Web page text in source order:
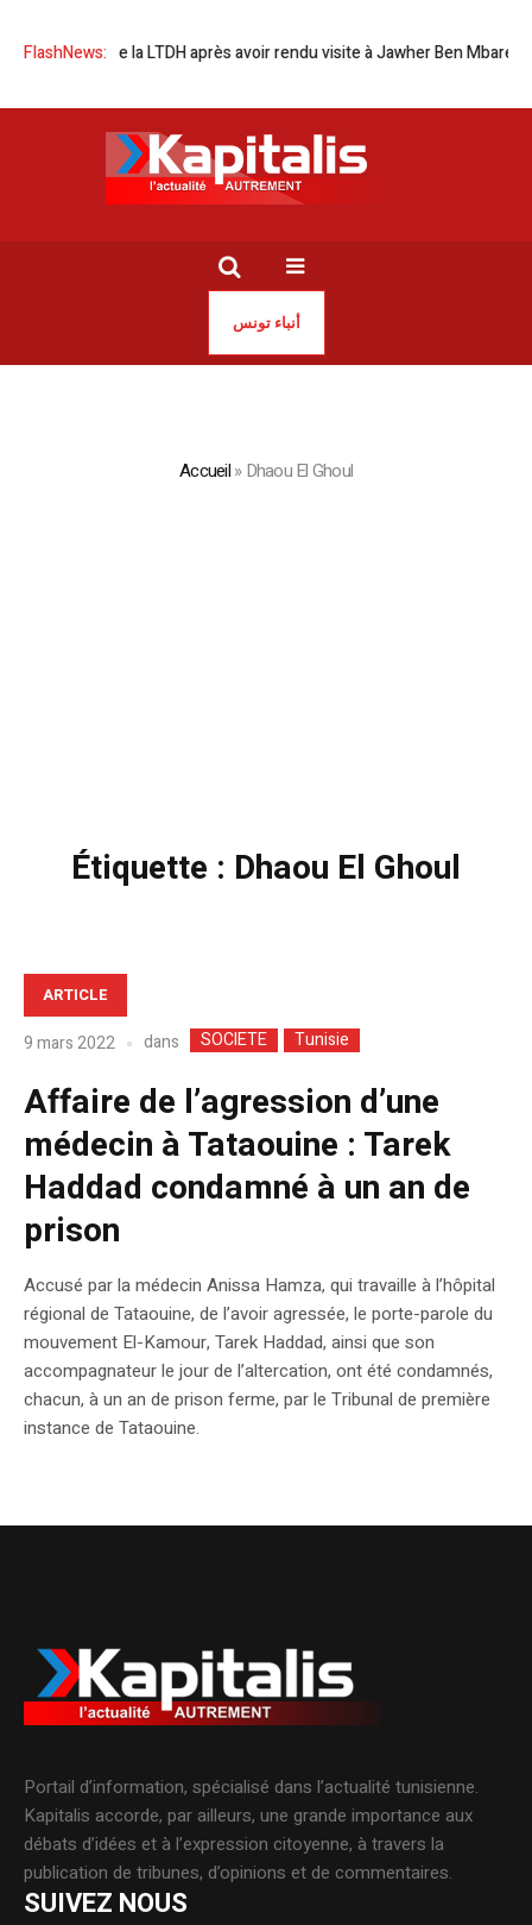
FlashNews:de la LTDH après avoir rendu visite à Jawher Ben Mbarek
أنباء تونس
Accueil»Dhaou El Ghoul
Étiquette : Dhaou El Ghoul
ARTICLE
9 mars 2022 dans SOCIETE Tunisie
Affaire de l’agression d’une
médecin à Tataouine : Tarek
Haddad condamné à un an de
prison
Accusé par la médecin Anissa Hamza, qui travaille à l’hôpital
régional de Tataouine, de l’avoir agressée, le porte-parole du
mouvement El-Kamour, Tarek Haddad, ainsi que son
accompagnateur le jour de l’altercation, ont été condamnés,
chacun, à un an de prison ferme, par le Tribunal de première
instance de Tataouine.
Portail d’information, spécialisé dans l’actualité tunisienne.
Kapitalis accorde, par ailleurs, une grande importance aux
débats d’idées et à l’expression citoyenne, à travers la
publication de tribunes, d’opinions et de commentaires.
SUIVEZ NOUS